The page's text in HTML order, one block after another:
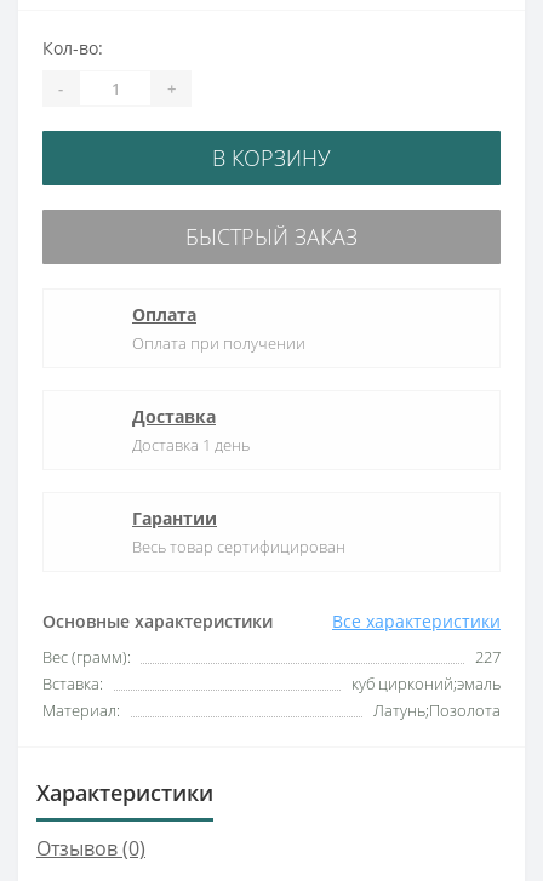
Основные характеристики Все характеристики
Вес (грамм):
227
Вставка:
куб цирконий;эмаль
Материал:
Латунь;Позолота
Кол-во:
- +
В КОРЗИНУ
БЫСТРЫЙ ЗАКАЗ
Оплата
Оплата при получении
Доставка
Доставка 1 день
Гарантии
Весь товар сертифицирован
Характеристики
Отзывов (0)